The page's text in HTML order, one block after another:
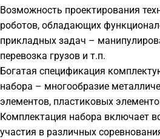
Возможность проектирования
роботов, обладающих
прикладных задач –
перевозка грузов и т.п.
Богатая спецификация
набора – многообразие
элементов, пластиковых
Комплектация набора включает
участия в различных